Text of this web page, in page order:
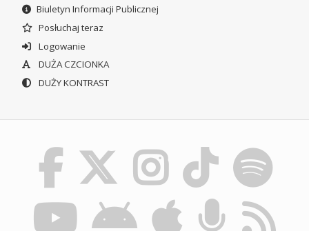
Biuletyn Informacji Publicznej
Posłuchaj teraz
Logowanie
DUŻA CZCIONKA
DUŻY KONTRAST